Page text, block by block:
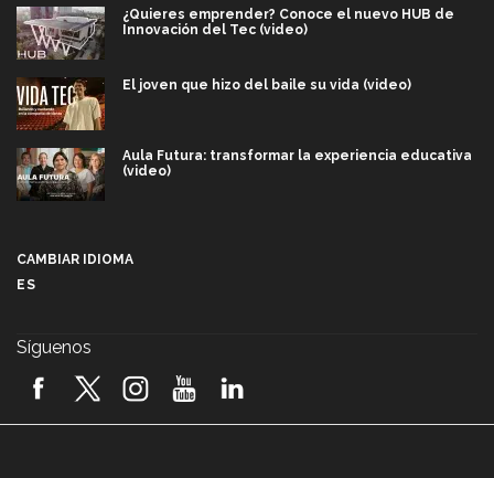
¿Quieres emprender? Conoce el nuevo HUB de
Innovación del Tec (video)
El joven que hizo del baile su vida (video)
Aula Futura: transformar la experiencia educativa
(video)
2026! (video)
CAMBIAR IDIOMA
ES
Síguenos